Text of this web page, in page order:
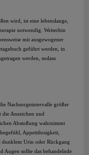
wird, ist eine lebenslange,
notwendig. Weiterhin
mit ausgewogener
geführt werden, in
werden, sodass
Nachsorgeintervalle größer
die Anzeichen und
Abstoßung wahrnimmt
Appetitlosigkeit,
dunklem Urin oder Rückgang
Augen sollte das behandelnde